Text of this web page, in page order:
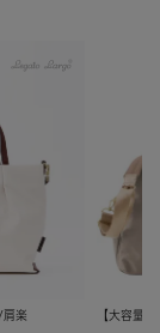
肩楽 【大容量